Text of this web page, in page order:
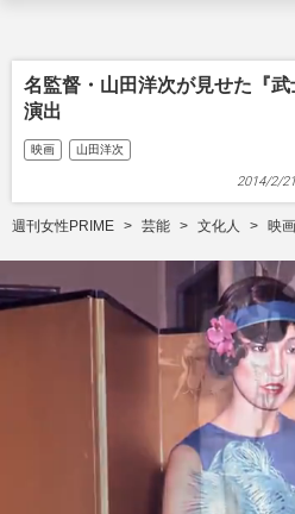
名監督・山田洋次が見せた『
演出
映画 山田洋次
2014/2/21
週刊女性PRIME 芸能 文化人 映画